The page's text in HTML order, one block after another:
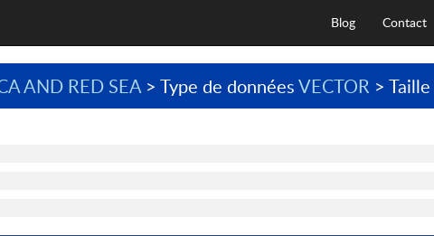
Contact
Blog
AND RED SEA> Type de donnéesVECTOR> Taille